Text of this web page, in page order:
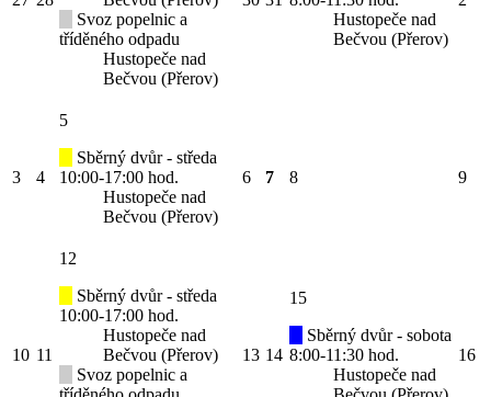
Svoz popelnic a
tříděného odpadu
Hustopeče nad
Bečvou (Přerov)
Hustopeče nad
Bečvou (Přerov)
3 4
5
Sběrný dvůr - středa
10:00-17:00 hod.
Hustopeče nad
Bečvou (Přerov)
6 7 8 9
10 11
12
Sběrný dvůr - středa
10:00-17:00 hod.
Hustopeče nad
Bečvou (Přerov)
Svoz popelnic a
13 14
15
Sběrný dvůr - sobota
8:00-11:30 hod.
Hustopeče nad
16